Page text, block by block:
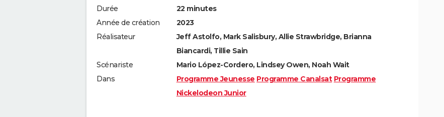
Durée
22 minutes
Année de création
2023
Réalisateur
Jeff Astolfo, Mark Salisbury, Allie Strawbridge, Brianna
Biancardi, Tillie Sain
Scénariste
Mario López-Cordero, Lindsey Owen, Noah Wait
Dans
Programme Jeunesse Programme Canalsat Programme
Nickelodeon Junior